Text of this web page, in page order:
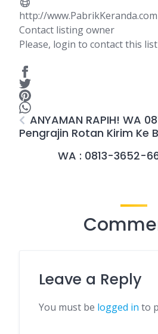
http://www.PabrikKeranda.com
Contact listing owner
Please, login to contact this
ANYAMAN RAPIH! WA
Pengrajin Rotan Kirim Ke
WA : 0813-3652-
Leave a Reply
You must be logged in to